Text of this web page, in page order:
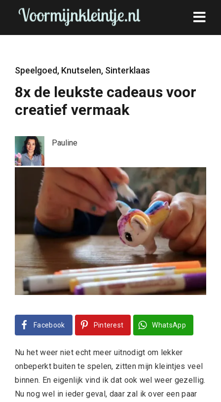
Speelgoed, Knutselen, Sinterklaas
8x de leukste cadeaus voor
creatief vermaak
Pauline
Facebook Pinterest WhatsApp
Nu het weer niet echt meer uitnodigt om lekker
onbeperkt buiten te spelen, zitten mijn kleintjes veel
binnen. En eigenlijk vind ik dat ook wel weer gezellig.
Nu nog wel in ieder geval, daar zal ik over een paar